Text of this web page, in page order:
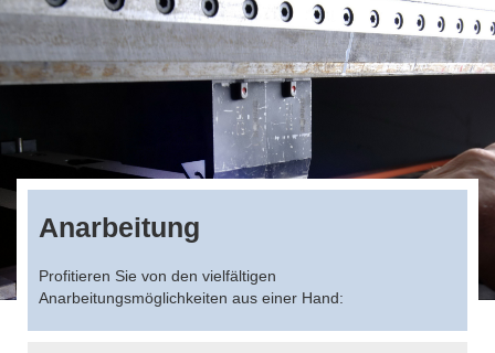
Anarbeitung
Profitieren Sie von den vielfältigen
Anarbeitungsmöglichkeiten aus einer Hand: